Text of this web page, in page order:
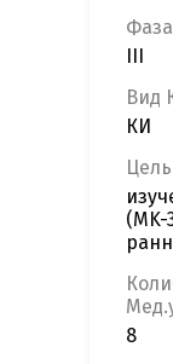
Вид
КИ
(MK-
8